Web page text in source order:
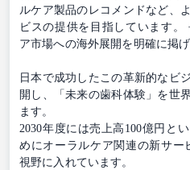
ルケア製品のレコメンドなど、
ビスの提供を目指しています
ア市場への海外展開を明確に掲げ
日本で成功したこの革新的なビ
開し、「未来の歯科体験」を世
ます。
2030年度には売上高100億円と
めにオーラルケア関連の新サー
視野に入れています。